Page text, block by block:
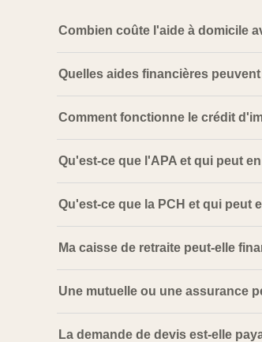
Combien coûte l'aide à domicile
Quelles aides financières
Comment fonctionne le crédit
Qu'est-ce que l'APA et qui peut
Qu'est-ce que la PCH et qui peut
Ma caisse de retraite peut-elle
Une mutuelle ou une assurance
La demande de devis est-elle